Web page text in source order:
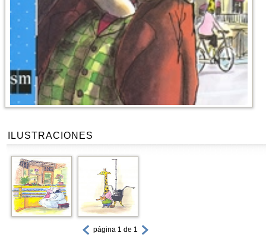
ILUSTRACIONES
página 1 de 1